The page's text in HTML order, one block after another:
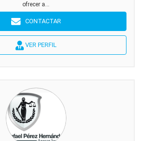
ofrecer a...
CONTACTAR
VER PERFIL